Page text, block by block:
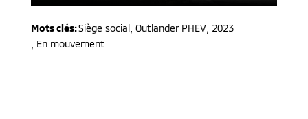
Mots clés:Siège social, Outlander PHEV, 2023
En mouvement